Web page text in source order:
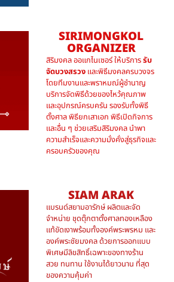
SIRIMONGKOL
ORGANIZER
สิริมงคล ออแกไนเซอร์ ให้บริการรับ
จัดบวงสรวง และพิธีมงคลครบวงจร
โดยทีมงานและพราหมณ์ผู้ชำนาญ
บริการจัดพิธีด้วยของไหว้คุณภาพ
และอุปกรณ์ครบครัน รองรับทั้งพิธี
ตั้งศาล พิธียกเสาเอก พิธีเปิดกิจการ
และอื่น ๆ ช่วยเสริมสิริมงคล นำพา
ความสำเร็จและความมั่งคั่งสู่ธุรกิจและ
ครอบครัวของคุณ
SIAM ARAK
แบรนด์สยามอารักษ์ ผลิตและจัด
จำหน่าย ชุดตุ๊กตาตั้งศาลทองเหลือง
แท้ขัดเงาพร้อมทั้งองค์พระพรหม และ
องค์พระชัยมงคล ด้วยการออกแบบ
พิเศษมีลิขสิทธิ์เฉพาะของทางร้าน
สวย ทนทาน ใช้งานได้ยาวนาน ที่สุด
ของความคุ้มค่า